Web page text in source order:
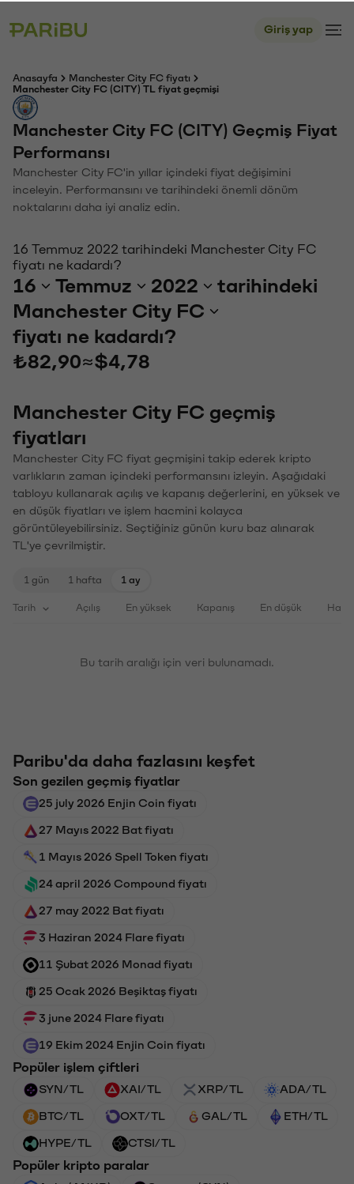
Giriş yap
Anasayfa
Manchester City FC fiyatı
Manchester City FC (CITY) TL fiyat geçmişi
Manchester City FC (CITY) Geçmiş Fiyat
Performansı
Manchester City FC'in yıllar içindeki fiyat değişimini
inceleyin. Performansını ve tarihindeki önemli dönüm
noktalarını daha iyi analiz edin.
16 Temmuz 2022 tarihindeki Manchester City FC
fiyatı ne kadardı?
16 Temmuz 2022
tarihindeki
Manchester City FC
fiyatı ne kadardı?
₺82,90≈$4,78
Manchester City FC geçmiş
fiyatları
Manchester City FC fiyat geçmişini takip ederek kripto
varlıkların zaman içindeki performansını izleyin. Aşağıdaki
tabloyu kullanarak açılış ve kapanış değerlerini, en yüksek ve
en düşük fiyatları ve işlem hacmini kolayca
görüntüleyebilirsiniz. Seçtiğiniz günün kuru baz alınarak
TL'ye çevrilmiştir.
1 gün 1 hafta 1 ay
Tarih Açılış En yüksek Kapanış En düşük
Bu tarih aralığı için veri bulunamadı.
Paribu'da daha fazlasını keşfet
Son gezilen geçmiş fiyatlar
25 july 2026 Enjin Coin fiyatı
27 Mayıs 2022 Bat fiyatı
1 Mayıs 2026 Spell Token fiyatı
24 april 2026 Compound fiyatı
27 may 2022 Bat fiyatı
3 Haziran 2024 Flare fiyatı
11 Şubat 2026 Monad fiyatı
25 Ocak 2026 Beşiktaş fiyatı
3 june 2024 Flare fiyatı
19 Ekim 2024 Enjin Coin fiyatı
Popüler işlem çiftleri
SYN/TL XAI/TL XRP/TL ADA/TL
BTC/TL OXT/TL GAL/TL ETH/TL
HYPE/TL CTSI/TL
Popüler kripto paralar